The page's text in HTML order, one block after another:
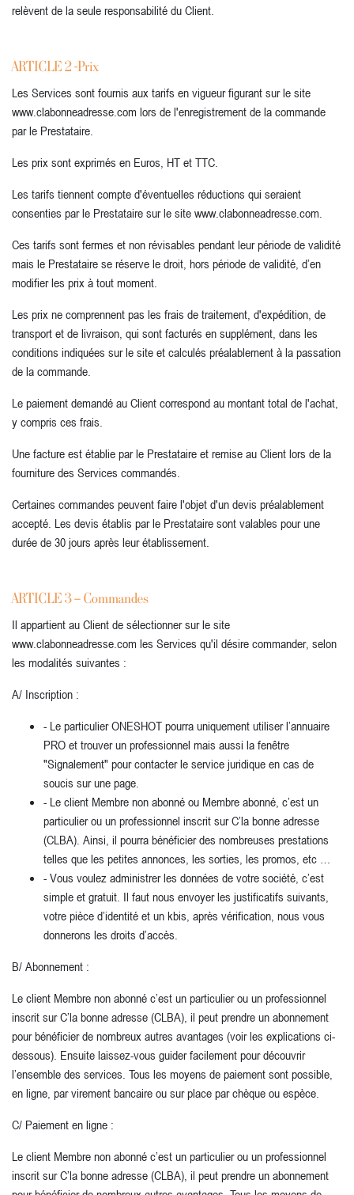
relèvent de la seule responsabilité du Client.
ARTICLE 2 -Prix
Les Services sont fournis aux tarifs en vigueur figurant sur le site
www.clabonneadresse.com lors de l'enregistrement de la commande
par le Prestataire.
Les prix sont exprimés en Euros, HT et TTC.
Les tarifs tiennent compte d'éventuelles réductions qui seraient
consenties par le Prestataire sur le site www.clabonneadresse.com.
Ces tarifs sont fermes et non révisables pendant leur période de validité
mais le Prestataire se réserve le droit, hors période de validité, d’en
modifier les prix à tout moment.
Les prix ne comprennent pas les frais de traitement, d'expédition, de
transport et de livraison, qui sont facturés en supplément, dans les
conditions indiquées sur le site et calculés préalablement à la passation
de la commande.
Le paiement demandé au Client correspond au montant total de l'achat,
y compris ces frais.
Une facture est établie par le Prestataire et remise au Client lors de la
fourniture des Services commandés.
Certaines commandes peuvent faire l'objet d'un devis préalablement
accepté. Les devis établis par le Prestataire sont valables pour une
durée de 30 jours après leur établissement.
ARTICLE 3 – Commandes
Il appartient au Client de sélectionner sur le site
www.clabonneadresse.com les Services qu'il désire commander, selon
les modalités suivantes :
A/ Inscription :
- Le particulier ONESHOT pourra uniquement utiliser l’annuaire
PRO et trouver un professionnel mais aussi la fenêtre
"Signalement" pour contacter le service juridique en cas de
soucis sur une page.
- Le client Membre non abonné ou Membre abonné, c’est un
particulier ou un professionnel inscrit sur C’la bonne adresse
(CLBA). Ainsi, il pourra bénéficier des nombreuses prestations
telles que les petites annonces, les sorties, les promos, etc …
- Vous voulez administrer les données de votre société, c’est
simple et gratuit. Il faut nous envoyer les justificatifs suivants,
votre pièce d’identité et un kbis, après vérification, nous vous
donnerons les droits d’accès.
B/ Abonnement :
Le client Membre non abonné c’est un particulier ou un professionnel
inscrit sur C’la bonne adresse (CLBA), il peut prendre un abonnement
pour bénéficier de nombreux autres avantages (voir les explications ci-
dessous). Ensuite laissez-vous guider facilement pour découvrir
l’ensemble des services. Tous les moyens de paiement sont possible,
en ligne, par virement bancaire ou sur place par chèque ou espèce.
C/ Paiement en ligne :
Le client Membre non abonné c’est un particulier ou un professionnel
inscrit sur C’la bonne adresse (CLBA), il peut prendre un abonnement